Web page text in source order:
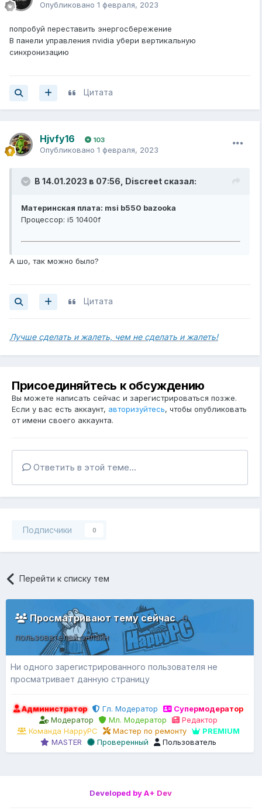
Опубликовано 1 февраля, 2023
попробуй переставить энергосбережение
В панели управления nvidia убери вертикальную
синхронизацию
Цитата
Hjvfy16 103
Опубликовано 1 февраля, 2023
В 14.01.2023 в 07:56, Discreet сказал:
Материнская плата: msi b550 bazooka
Процессор: i5 10400f
А шо, так можно было?
Цитата
Лучше сделать и жалеть, чем не сделать и жалеть!
Присоединяйтесь к обсуждению
Вы можете написать сейчас и зарегистрироваться позже.
Если у вас есть аккаунт, авторизуйтесь, чтобы опубликовать
от имени своего аккаунта.
Ответить в этой теме...
Подписчики 0
Перейти к списку тем
Просматривают тему сейчас0
пользователей онлайн
Ни одного зарегистрированного пользователя не
просматривает данную страницу
Администратор Гл. Модератор
Супермодератор
Модератор
Мл. Модератор
Редактор
Команда HappyPC
Мастер по ремонту
PREMIUM
MASTER
Проверенный Пользователь
Developed by A+ Dev